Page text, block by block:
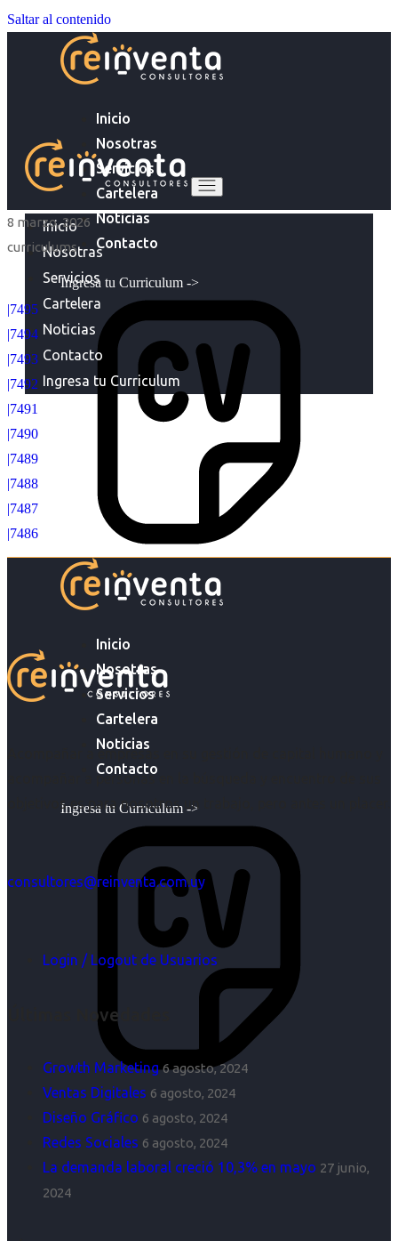
Saltar al contenido
Inicio
Nosotras
Servicios
Cartelera
Noticias
Contacto
Ingresa tu Curriculum ->
Inicio
Nosotras
Servicios
Cartelera
Noticias
Contacto
Ingresa tu Curriculum ->
Inicio
Nosotras
Servicios
Cartelera
Noticias
Contacto
Ingresa tu Curriculum
8 marzo, 2026
curriculums
|7495
|7494
|7493
|7492
|7491
|7490
|7489
|7488
|7487
|7486
Acompañar a empresas en su gestión de capital humano y
acompañar a personas en la búsqueda y encuentro de sus
objetivos es para nosotros un trabajo, pero antes un placer.
consultores@reinventa.com.uy
Login / Logout de Usuarios
Últimas Novedades
Growth Marketing 6 agosto, 2024
Ventas Digitales 6 agosto, 2024
Diseño Gráfico 6 agosto, 2024
Redes Sociales 6 agosto, 2024
La demanda laboral creció 10,3% en mayo 27 junio,
2024